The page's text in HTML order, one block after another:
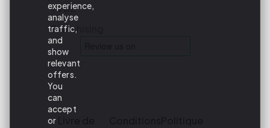
experience,
analyse
traffic,
and
show
relevant
offers.
You
can
accept
or
TVDE
Franchising